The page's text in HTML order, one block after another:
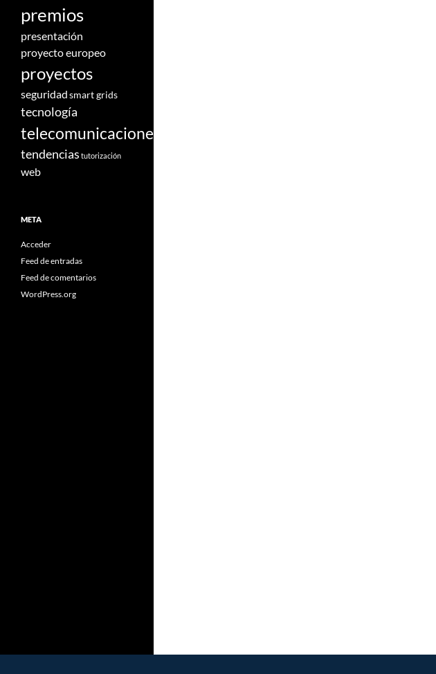
premios
presentación
proyecto europeo
proyectos
seguridadsmart grids
tecnología
telecomunicaciones
tendencias tutorización
web
META
Acceder
Feed de entradas
Feed de comentarios
WordPress.org